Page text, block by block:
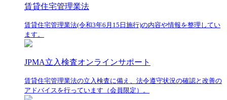
賃貸住宅管理業法
賃貸住宅管理業法(令和3年6月15日施行)の内容や情報を整理してい
ます。
JPMA立入検査オンラインサポート
賃貸住宅管理業法の立入検査に備え、法令遵守状況の確認と改善の
アドバイスを行っています（会員限定）。